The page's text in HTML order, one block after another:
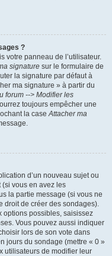
?
votre panneau de l’utilisateur.
signature sur le formulaire de
la signature par défaut à
ma signature » à partir du
forum --> Modifier les
toujours empêcher une
la caseAttacher ma
d’un nouveau sujet ou
(si vous en avez les
la partie message (si vous ne
droit de créer des sondages).
options possibles, saisissez
Vous pouvez aussi indiquer
lors de son vote dans
jours du sondage (mettre « 0 »
utilisateurs de modifier leur